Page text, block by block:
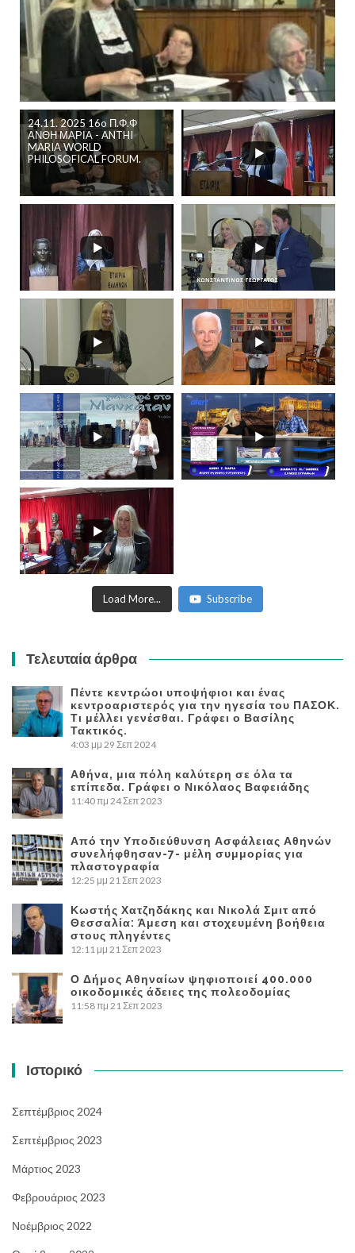
24.11. 2025 16o Π.Φ.Φ
ΑΝΘΗ ΜΑΡΙΑ - ANTHI
MARIA WORLD
PHILOSOFICAL FORUM.
Load More... Subscribe
Τελευταία άρθρα
Πέντε κεντρώοι υποψήφιοι και ένας
κεντροαριστερός για την ηγεσία του ΠΑΣΟΚ.
Τι μέλλει γενέσθαι. Γράφει ο Βασίλης
Τακτικός.
4:03 μμ 29 Σεπ 2024
Αθήνα, μια πόλη καλύτερη σε όλα τα
επίπεδα. Γράφει ο Νικόλαος Βαφειάδης
11:40 πμ 24 Σεπ 2023
Από την Υποδιεύθυνση Ασφάλειας Αθηνών
συνελήφθησαν-7- μέλη συμμορίας για
πλαστογραφία
12:25 μμ 21 Σεπ 2023
Κωστής Χατζηδάκης και Νικολά Σμιτ από
Θεσσαλία: Άμεση και στοχευμένη βοήθεια
στους πληγέντες
12:11 μμ 21 Σεπ 2023
Ο Δήμος Αθηναίων ψηφιοποιεί 400.000
οικοδομικές άδειες της πολεοδομίας
11:58 πμ 21 Σεπ 2023
Ιστορικό
Σεπτέμβριος 2024
Σεπτέμβριος 2023
Μάρτιος 2023
Φεβρουάριος 2023
Νοέμβριος 2022